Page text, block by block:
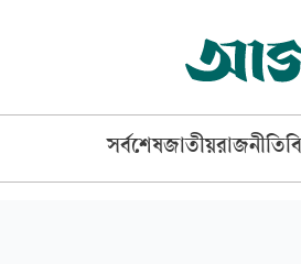
সর্বশেষজাতীয়রাজনীতি